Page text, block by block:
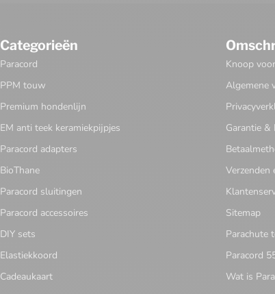
Categorieën
Paracord
PPM touw
Premium hondenlijn
EM anti teek keramiekpijpjes
Paracord adapters
BioThane
Paracord sluitingen
Paracord accessoires
DIY sets
Elastiekkoord
Cadeaukaart
Knoop
Algemene
Garantie &
Verzenden
Sitemap
Parachute
Paracord
Wat is